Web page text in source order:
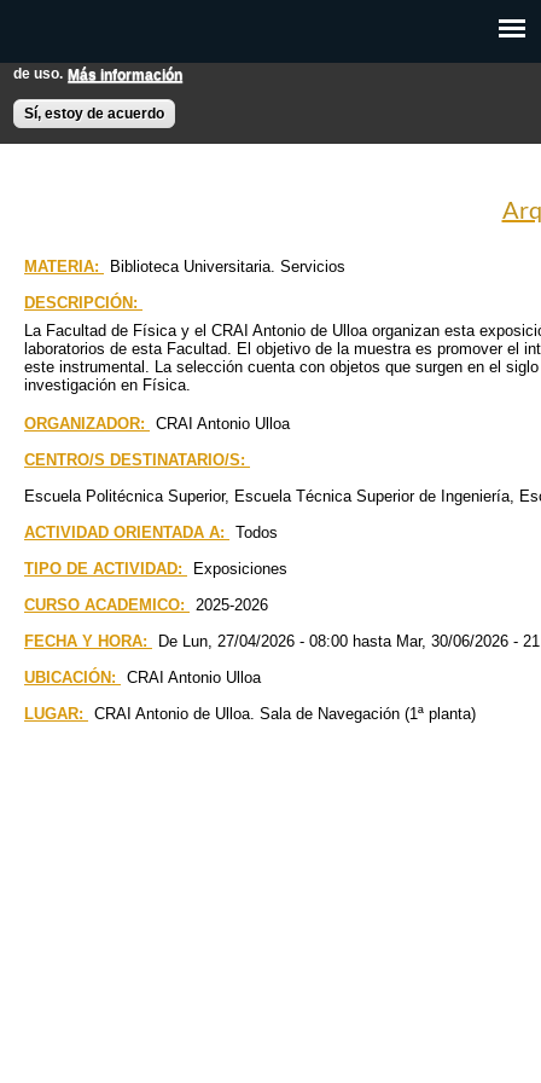
Esta web utiliza cookies para mejorar su experiencia de usuario.
de uso. Más información
Sí, estoy de acuerdo
principal
EXPON@us.es
MATERIA:
Biblioteca Universitaria. Servicios
DESCRIPCIÓN:
La Facultad de Física y el CRAI Antonio de Ulloa organizan esta
laboratorios de esta Facultad. El objetivo de la muestra es promover el
este instrumental. La selección cuenta con objetos que surgen en el
investigación en Física.
ORGANIZADOR:
CRAI Antonio Ulloa
CENTRO/S DESTINATARIO/S:
Escuela Politécnica Superior
Escuela Técnica Superior de Ingeniería
ACTIVIDAD ORIENTADA A:
Todos
TIPO DE ACTIVIDAD:
Exposiciones
CURSO ACADEMICO:
2025-2026
FECHA Y HORA:
De Lun, 27/04/2026 - 08:00 hasta Mar, 30/06/2026 -
UBICACIÓN:
CRAI Antonio Ulloa
LUGAR:
CRAI Antonio de Ulloa. Sala de Navegación (1ª planta)